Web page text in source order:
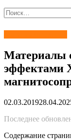
Найти:
Материалы
эффектами
02.03.2019
Последнее
Содержание